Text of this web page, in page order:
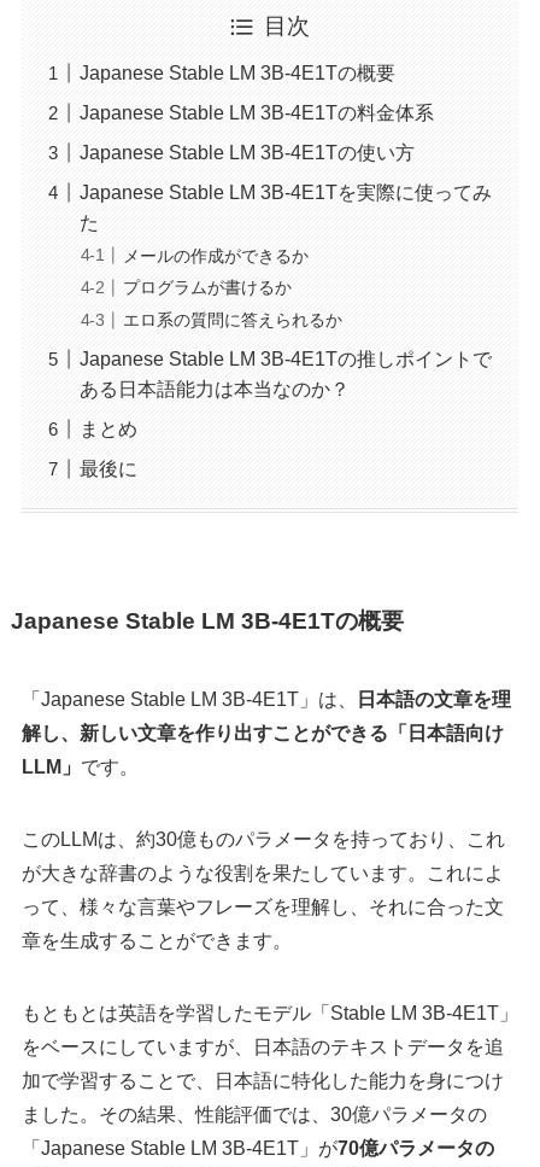
目次
Japanese Stable LM 3B-4E1Tの概要
Japanese Stable LM 3B-4E1Tの料金体系
Japanese Stable LM 3B-4E1Tの使い方
Japanese Stable LM 3B-4E1Tを実際に使ってみ
た
メールの作成ができるか
プログラムが書けるか
エロ系の質問に答えられるか
Japanese Stable LM 3B-4E1Tの推しポイントで
ある日本語能力は本当なのか？
まとめ
最後に
Japanese Stable LM 3B-4E1Tの概要
「Japanese Stable LM 3B-4E1T」は、
日本語の文章を理
解し、新しい文章を作り出すことができる「日本語向け
LLM」 です。
このLLMは、約30億ものパラメータを持っており、これ
が大きな辞書のような役割を果たしています。これによ
って、様々な言葉やフレーズを理解し、それに合った文
章を生成することができます。
もともとは英語を学習したモデル「Stable LM 3B-4E1T」
をベースにしていますが、日本語のテキストデータを追
加で学習することで、日本語に特化した能力を身につけ
ました。その結果、性能評価では、30億パラメータの
「Japanese Stable LM 3B-4E1T」が70億パラメータの